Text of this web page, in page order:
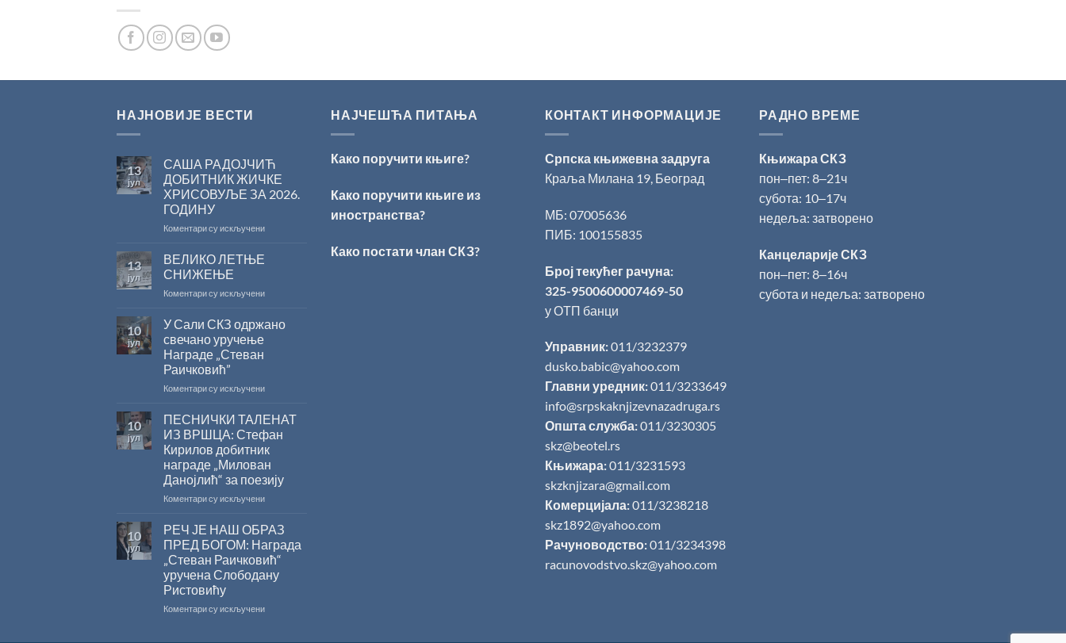
НАЈНОВИЈЕ ВЕСТИ
13
јул
САША РАДОЈЧИЋ
ДОБИТНИК ЖИЧКЕ
ХРИСОВУЉЕ ЗА 2026.
ГОДИНУ
Коментари су искљученина
ХРИСОВУЉЕ
2026.
13
јул
ВЕЛИКО ЛЕТЊЕ
СНИЖЕЊЕ
Коментари су искљученина
СНИЖЕЊЕ
10
јул
У Сали СКЗ одржано
свечано уручење
Награде „Стеван
Раичковић”
Коментари су искљученина
Сали
СКЗ
одржано
свечано
уручење
Награде
„Стеван
10
јул
ПЕСНИЧКИ ТАЛЕНАТ
ИЗ ВРШЦА: Стефан
Кирилов добитник
награде „Милован
Данојлић“ за поезију
Коментари су искљученина
ТАЛЕНАТ
ИЗ
ВРШЦА:
Стефан
Кирилов
награде
10
јул
РЕЧ ЈЕ НАШ ОБРАЗ
ПРЕД БОГОМ: Награда
„Стеван Раичковић“
уручена Слободану
Ристовићу
Коментари су искљученина
НАЈЧЕШЋА ПИТАЊА
Како поручити књиге?
Како поручити књиге из
иностранства?
Како постати члан СКЗ?
КОНТАКТ ИНФОРМАЦИЈЕ
Српска књижевна задруга
Краља Милана 19, Београд
МБ: 07005636
ПИБ: 100155835
Број текућег рачуна:
325-9500600007469-50
у ОТП банци
Управник:011/3232379
dusko.babic@yahoo.com
Главни уредник:011/3233649
info@srpskaknjizevnazadruga.rs
Општа служба:011/3230305
skz@beotel.rs
Књижара:011/3231593
skzknjizara@gmail.com
Комерцијала:011/3238218
skz1892@yahoo.com
Рачуноводство:011/3234398
racunovodstvo.skz@yahoo.com
РАДНО ВРЕМЕ
Књижара СКЗ
пон‒пет: 8‒21ч
субота: 10‒17ч
недеља: затворено
Канцеларије СКЗ
пон‒пет: 8‒16ч
субота и недеља: затворено